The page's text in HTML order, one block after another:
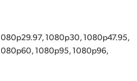
1080p30, 1080p47.95,
1080p95, 1080p96,